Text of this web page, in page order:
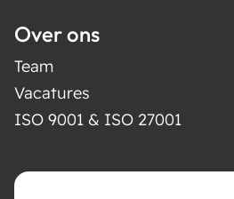
Over ons
Team
Vacatures
ISO 9001 & ISO 27001